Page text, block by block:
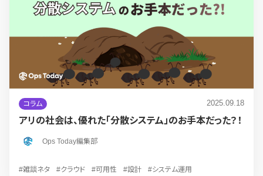
コラム 2025.09.18
アリの社会は、優れた「分散システム」のお手本だった？！
Ops Today編集部
#雑談ネタ #クラウド #可用性 #設計 #システム運用